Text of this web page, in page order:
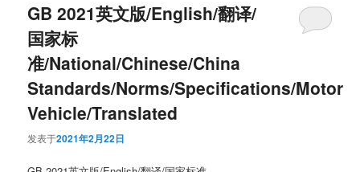
GB 2021英文版/English/翻译/
国家标
准/National/Chinese/China
Standards/Norms/Specifications/Motor
Vehicle/Translated
发表于2021年2月22日